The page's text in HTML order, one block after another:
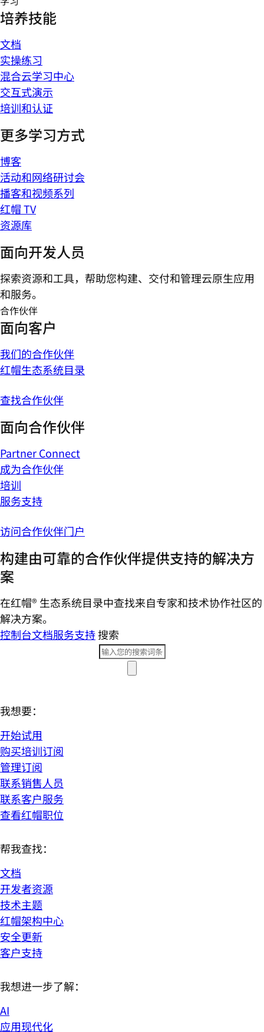
培养技能
文档
实操练习
混合云学习中心
交互式演示
培训和认证
更多学习方式
博客
活动和网络研讨会
播客和视频系列
红帽 TV
资源库
面向开发人员
探索资源和工具，帮助您构建、交付和管理云原生应用
和服务。
合作伙伴
面向客户
我们的合作伙伴
红帽生态系统目录
查找合作伙伴
面向合作伙伴
Partner Connect
成为合作伙伴
培训
服务支持
访问合作伙伴门户
构建由可靠的合作伙伴提供支持的解决方
案
在红帽® 生态系统目录中查找来自专家和技术协作社区的
解决方案。
控制台文档服务支持搜索
我想要：
开始试用
购买培训订阅
管理订阅
联系销售人员
联系客户服务
查看红帽职位
帮我查找：
文档
开发者资源
技术主题
红帽架构中心
安全更新
客户支持
我想进一步了解：
AI
应用现代化